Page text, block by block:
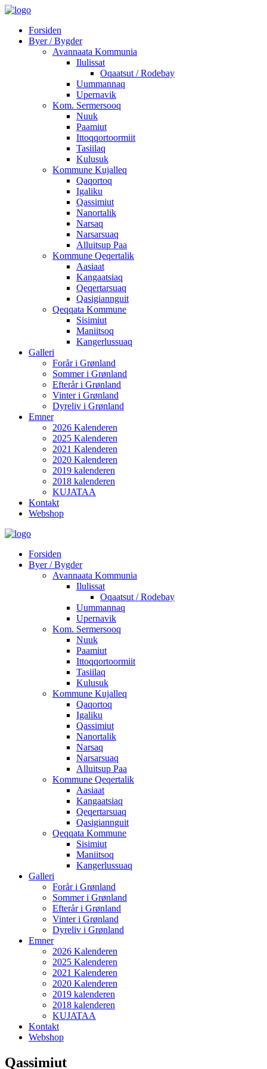
Forsiden
Byer / Bygder
Avannaata Kommunia
Ilulissat
Oqaatsut / Rodebay
Uummannaq
Upernavik
Kom. Sermersooq
Nuuk
Paamiut
Ittoqqortoormiit
Tasiilaq
Kulusuk
Kommune Kujalleq
Qaqortoq
Igaliku
Qassimiut
Nanortalik
Narsaq
Narsarsuaq
Alluitsup Paa
Kommune Qeqertalik
Aasiaat
Kangaatsiaq
Qeqertarsuaq
Qasigiannguit
Qeqqata Kommune
Sisimiut
Maniitsoq
Kangerlussuaq
Galleri
Forår i Grønland
Sommer i Grønland
Efterår i Grønland
Vinter i Grønland
Dyreliv i Grønland
Emner
2026 Kalenderen
2025 Kalenderen
2021 Kalenderen
2020 Kalenderen
2019 kalenderen
2018 kalenderen
KUJATAA
Kontakt
Webshop
Forsiden
Byer / Bygder
Avannaata Kommunia
Ilulissat
Oqaatsut / Rodebay
Uummannaq
Upernavik
Kom. Sermersooq
Nuuk
Paamiut
Ittoqqortoormiit
Tasiilaq
Kulusuk
Kommune Kujalleq
Qaqortoq
Igaliku
Qassimiut
Nanortalik
Narsaq
Narsarsuaq
Alluitsup Paa
Kommune Qeqertalik
Aasiaat
Kangaatsiaq
Qeqertarsuaq
Qasigiannguit
Qeqqata Kommune
Sisimiut
Maniitsoq
Kangerlussuaq
Galleri
Forår i Grønland
Sommer i Grønland
Efterår i Grønland
Vinter i Grønland
Dyreliv i Grønland
Emner
2026 Kalenderen
2025 Kalenderen
2021 Kalenderen
2020 Kalenderen
2019 kalenderen
2018 kalenderen
KUJATAA
Kontakt
Webshop
Qassimiut